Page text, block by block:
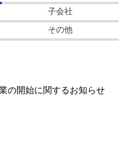
子会社
その他
の開始に関するお知らせ